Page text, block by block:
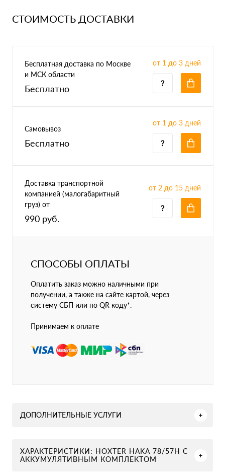
СТОИМОСТЬ ДОСТАВКИ
Бесплатная доставка по Москве
и МСК области
Бесплатно
от 1 до 3 дней
Самовывоз
Бесплатно
от 1 до 3 дней
Доставка транспортной
компанией (малогабаритный
груз) от
990 руб.
от 2 до 15 дней
СПОСОБЫ ОПЛАТЫ
Оплатить заказ можно наличными при
получении, а также на сайте картой, через
систему СБП или по QR коду*.
Принимаем к оплате
ДОПОЛНИТЕЛЬНЫЕ УСЛУГИ
ХАРАКТЕРИСТИКИ: HOXTER HAKA 78/57H С
АККУМУЛЯТИВНЫМ КОМПЛЕКТОМ